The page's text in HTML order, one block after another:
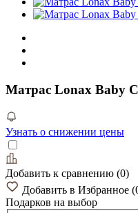
Матрас Lonax Baby
Узнать о снижении цены
Добавить к сравнению (0)
Добавить в Избранное (
Подарков на выбор